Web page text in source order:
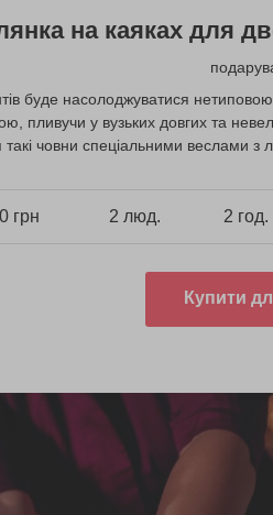
на каяках для
буде насолоджуватися
пливучи у вузьких довгих та
такі човни спеціальними веслами з
грн 2 люд. 2 год.
Купити